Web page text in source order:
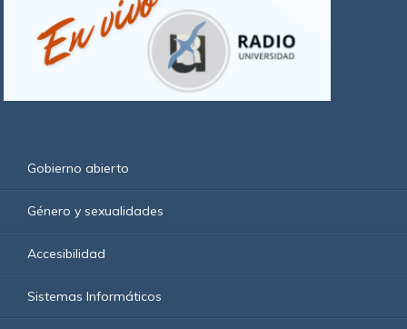
Gobierno abierto
Género y sexualidades
Accesibilidad
Sistemas Informáticos